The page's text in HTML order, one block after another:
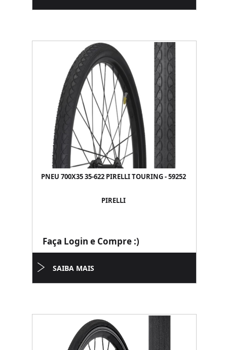
PNEU 700X35 35-622 PIRELLI TOURING - 59252
PIRELLI
Faça Login e Compre :)
SAIBA MAIS